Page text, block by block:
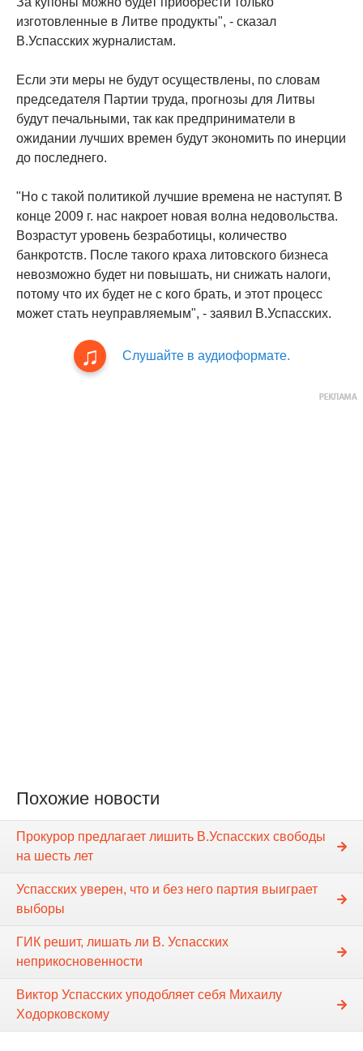
изготовленные в Литве продукты", - сказал
В.Успасских журналистам.
Если эти меры не будут осуществлены, по словам
председателя Партии труда, прогнозы для Литвы
будут печальными, так как предприниматели в
ожидании лучших времен будут экономить по инерции
до последнего.
"Но с такой политикой лучшие времена не наступят. В
конце 2009 г. нас накроет новая волна недовольства.
Возрастут уровень безработицы, количество
банкротств. После такого краха литовского бизнеса
невозможно будет ни повышать, ни снижать налоги,
потому что их будет не с кого брать, и этот процесс
может стать неуправляемым", - заявил В.Успасских.
Слушайте в аудиоформате.
Похожие новости
Прокурор предлагает лишить В.Успасских свободы
на шесть лет
Успасских уверен, что и без него партия выиграет
выборы
ГИК решит, лишать ли В. Успасских
неприкосновенности
Виктор Успасских уподобляет себя Михаилу
Ходорковскому